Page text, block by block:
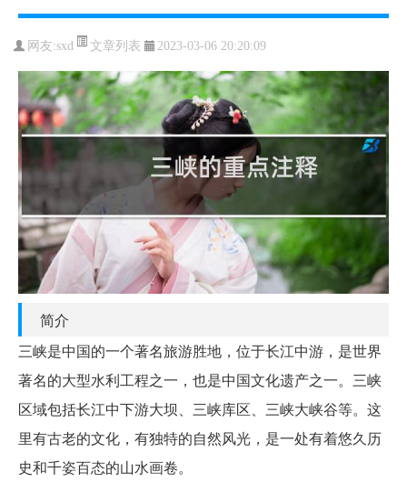
网友:sxd 文章列表 2023-03-06 20:20:09
简介
三峡是中国的一个著名旅游胜地，位于长江中游，是世界
著名的大型水利工程之一，也是中国文化遗产之一。三峡
区域包括长江中下游大坝、三峡库区、三峡大峡谷等。这
里有古老的文化，有独特的自然风光，是一处有着悠久历
史和千姿百态的山水画卷。